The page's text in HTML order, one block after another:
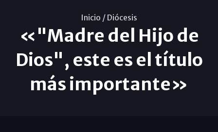
Inicio / Diócesis
«"Madre del Hijo de
Dios", este es el título
más importante»